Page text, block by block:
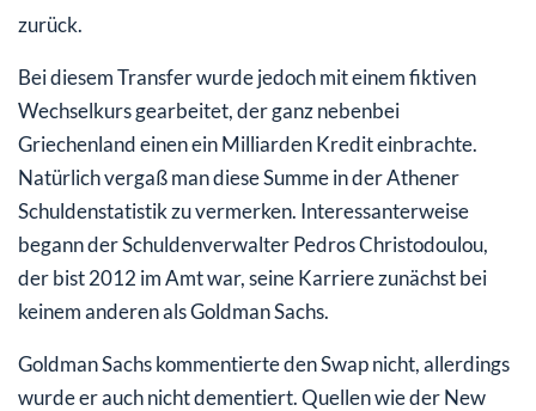
zurück.
Bei diesem Transfer wurde jedoch mit einem fiktiven
Wechselkurs gearbeitet, der ganz nebenbei
Griechenland einen ein Milliarden Kredit einbrachte.
Natürlich vergaß man diese Summe in der Athener
Schuldenstatistik zu vermerken. Interessanterweise
begann der Schuldenverwalter Pedros Christodoulou,
der bist 2012 im Amt war, seine Karriere zunächst bei
keinem anderen als Goldman Sachs.
Goldman Sachs kommentierte den Swap nicht, allerdings
wurde er auch nicht dementiert. Quellen wie der New